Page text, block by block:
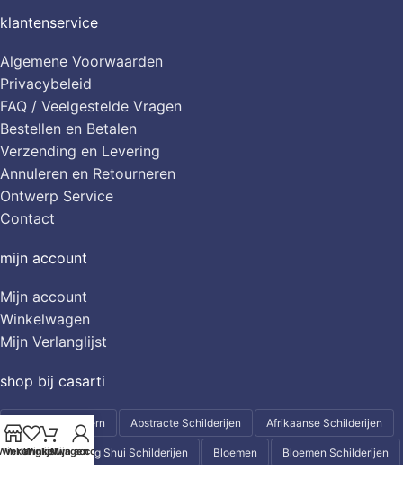
klantenservice
Algemene Voorwaarden
Privacybeleid
FAQ / Veelgestelde Vragen
Bestellen en Betalen
Verzending en Levering
Annuleren en Retourneren
Ontwerp Service
Contact
mijn account
Mijn account
Winkelwagen
Mijn Verlanglijst
shop bij casarti
Abstract & Modern Abstracte Schilderijen Afrikaanse Schilderijen
Aziatische - Feng Shui Schilderijen Bloemen Bloemen Schilderijen
Verlanglijst
Winkelwagen
Mijn account